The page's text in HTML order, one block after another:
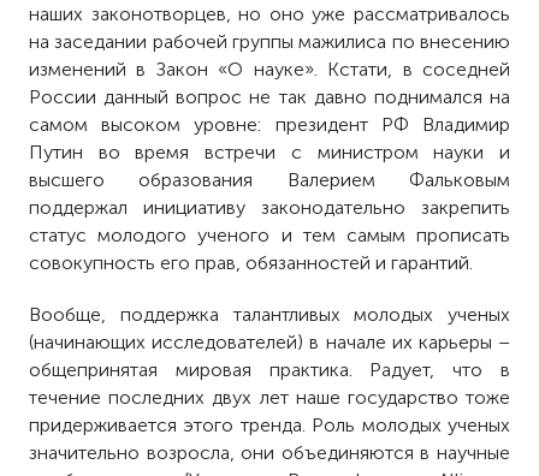
наших законотворцев, но оно уже рассматривалось
на заседании рабочей группы мажилиса по внесению
изменений в Закон «О науке». Кстати, в соседней
России данный вопрос не так давно поднимался на
самом высоком уровне: президент РФ Владимир
Путин во время встречи с министром науки и
высшего образования Валерием Фальковым
поддержал инициативу законодательно закрепить
статус молодого ученого и тем самым прописать
совокупность его прав, обязанностей и гарантий.
Вообще, поддержка талантливых молодых ученых
(начинающих исследователей) в начале их карьеры –
общепринятая мировая практика. Радует, что в
течение последних двух лет наше государство тоже
придерживается этого тренда. Роль молодых ученых
значительно возросла, они объединяются в научные